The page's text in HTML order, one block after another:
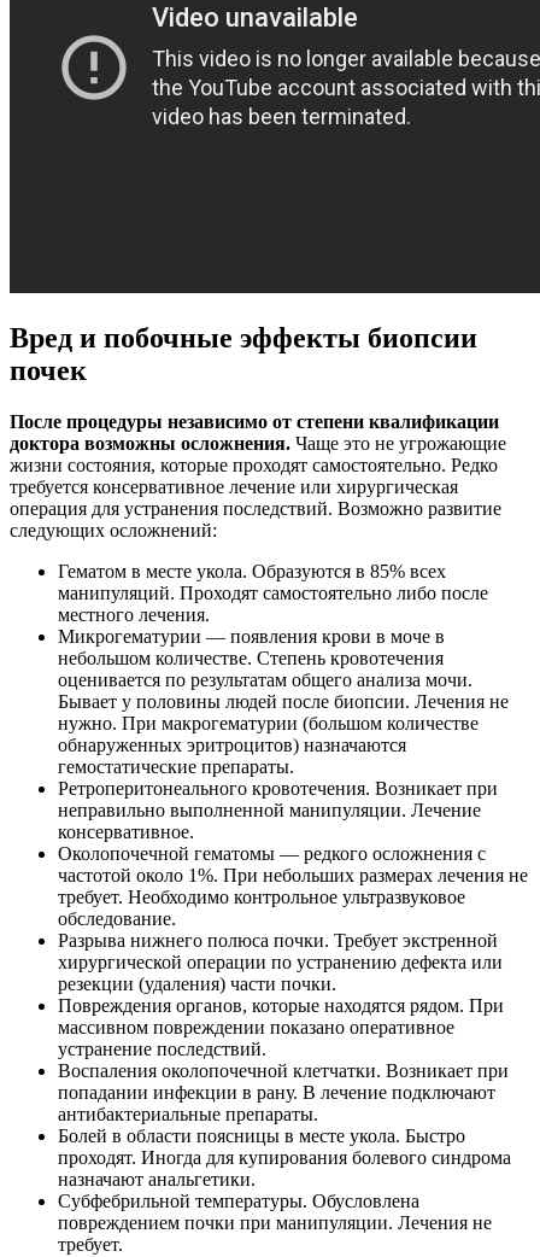
Вред и побочные эффекты биопсии
почек
После процедуры независимо от степени квалификации
доктора возможны осложнения. Чаще это не угрожающие
жизни состояния, которые проходят самостоятельно. Редко
требуется консервативное лечение или хирургическая
операция для устранения последствий. Возможно развитие
следующих осложнений:
Гематом в месте укола. Образуются в 85% всех
манипуляций. Проходят самостоятельно либо после
местного лечения.
Микрогематурии — появления крови в моче в
небольшом количестве. Степень кровотечения
оценивается по результатам общего анализа мочи.
Бывает у половины людей после биопсии. Лечения не
нужно. При макрогематурии (большом количестве
обнаруженных эритроцитов) назначаются
гемостатические препараты.
Ретроперитонеального кровотечения. Возникает при
неправильно выполненной манипуляции. Лечение
консервативное.
Околопочечной гематомы — редкого осложнения с
частотой около 1%. При небольших размерах лечения не
требует. Необходимо контрольное ультразвуковое
обследование.
Разрыва нижнего полюса почки. Требует экстренной
хирургической операции по устранению дефекта или
резекции (удаления) части почки.
Повреждения органов, которые находятся рядом. При
массивном повреждении показано оперативное
устранение последствий.
Воспаления околопочечной клетчатки. Возникает при
попадании инфекции в рану. В лечение подключают
антибактериальные препараты.
Болей в области поясницы в месте укола. Быстро
проходят. Иногда для купирования болевого синдрома
назначают анальгетики.
Субфебрильной температуры. Обусловлена
повреждением почки при манипуляции. Лечения не
требует.